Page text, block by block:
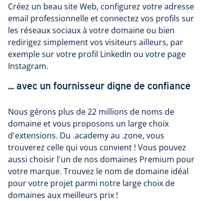
Créez un beau site Web, configurez votre adresse
email professionnelle et connectez vos profils sur
les réseaux sociaux à votre domaine ou bien
redirigez simplement vos visiteurs ailleurs, par
exemple sur votre profil LinkedIn ou votre page
Instagram.
... avec un fournisseur digne de confiance
Nous gérons plus de 22 millions de noms de
domaine et vous proposons un large choix
d'extensions. Du .academy au .zone, vous
trouverez celle qui vous convient ! Vous pouvez
aussi choisir l'un de nos domaines Premium pour
votre marque. Trouvez le nom de domaine idéal
pour votre projet parmi notre large choix de
domaines aux meilleurs prix !